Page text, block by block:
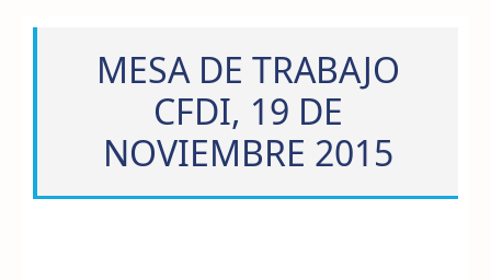
MESA DE TRABAJO
CFDI, 19 DE
NOVIEMBRE 2015